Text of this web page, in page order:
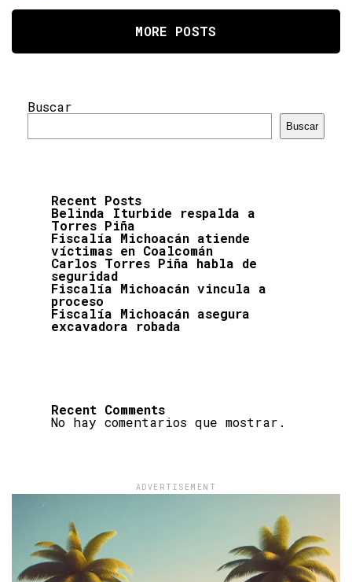
MORE POSTS
Buscar
Buscar
Recent Posts
Belinda Iturbide respalda a
Torres Piña
Fiscalía Michoacán atiende
víctimas en Coalcomán
Carlos Torres Piña habla de
seguridad
Fiscalía Michoacán vincula a
proceso
Fiscalía Michoacán asegura
excavadora robada
Recent Comments
No hay comentarios que mostrar.
ADVERTISEMENT